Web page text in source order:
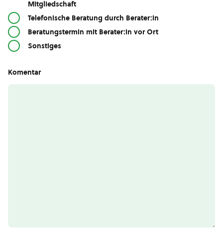
Mitgliedschaft
Telefonische Beratung durch Berater:in
Beratungstermin mit Berater:in vor Ort
Sonstiges
Komentar